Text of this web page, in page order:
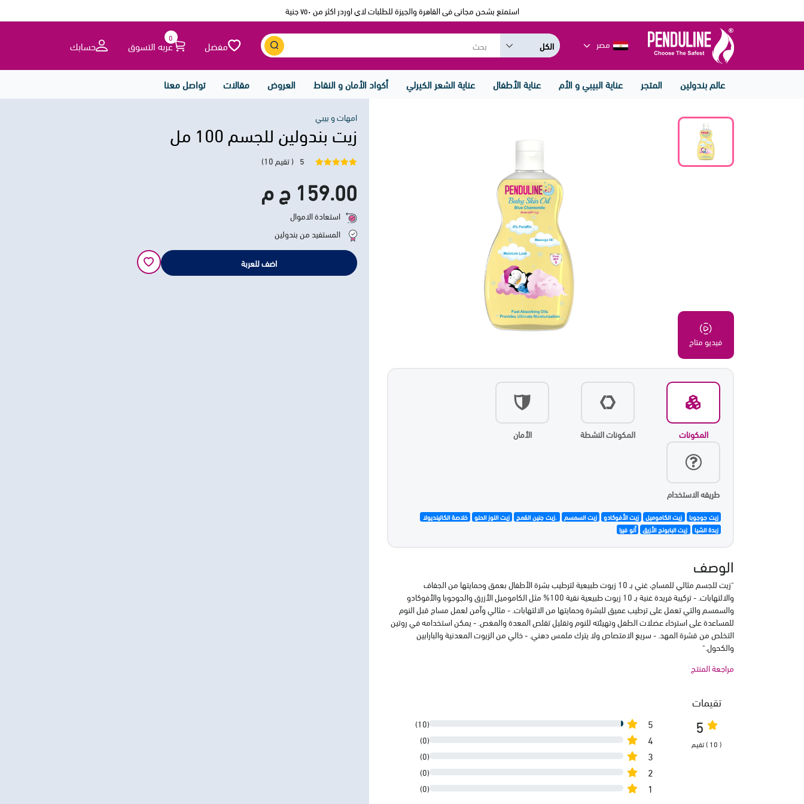
استمتع بشحن مجانى فى القاهرة والجيزة للطلبات لاي اوردر اكثر من ٧٥٠ جنية
مصر مفضل عربه التسوق
0 حسابك
عالم بندولين المتجر عناية البيبي و الأم عناية الأطفال عناية الشعر الكيرلي أكواد الأمان و النقاط العروض مقالات تواصل معنا
فيديو متاح
المكونات المكونات النشطة الأمان
طريقه الاستخدام
زيت جوجوبا زيت الكاموميل زيت الأفوكادو زيت السمسم .زيت جنين القمح زيت اللوز الحلو خلاصة الكالينديولا
زبدة الشيا زيت البابونج الأزرق ألو فيرا
الوصف
"زيت للجسم مثالي للمساج، غني بـ 10 زيوت طبيعية لترطيب بشرة الأطفال بعمق وحمايتها من الجفاف
والالتهابات. - تركيبة فريدة غنية بـ 10 زيوت طبيعية نقية 100% مثل الكاموميل الأزرق والجوجوبا والأفوكادو
والسمسم والتي تعمل على ترطيب عميق للبشرة وحمايتها من الالتهابات. - مثالي وآمن لعمل مساج قبل النوم
للمساعدة على استرخاء عضلات الطفل وتهيئته للنوم وتقليل تقلص المعدة والمغص. - يمكن استخدامه في روتين
التخلص من قشرة المهد. - سريع الامتصاص ولا يترك ملمس دهني. - خالي من الزيوت المعدنية والبارابين
والكحول."
مراجعة المنتج
تقيمات
5
( 10 ) تقيم
5
(10)
4
(0)
3
(0)
2
(0)
1
(0)
امهات و بيبي
زيت بندولين للجسم 100 مل
5 ( تقيم 10)
159.00 ج م
استعادة الاموال
المستفيد من بندولين
اضف للعربة